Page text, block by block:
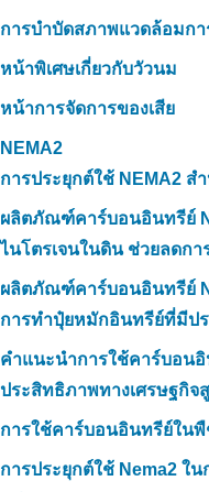
การบำบัดสภาพแวดล้อมกา
หน้าพิเศษเกี่ยวกับวัวนม
หน้าการจัดการของเสีย
NEMA2
การประยุกต์ใช้ NEMA2
ผลิตภัณฑ์คาร์บอนอินทรีย์
ไนโตรเจนในดิน ช่วยลดก
ผลิตภัณฑ์คาร์บอนอินทรีย์
การทำปุ๋ยหมักอินทรีย์ที่มีป
คำแนะนำการใช้คาร์บอน
ประสิทธิภาพทางเศรษฐกิจ
การใช้คาร์บอนอินทรีย์ใน
การประยุกต์ใช้ Nema2 ใ